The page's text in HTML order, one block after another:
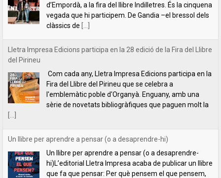
Fira del Llibre del Pirineu que se celebra a
l'emblemàtic poble d'Organyà. Enguany, amb una
sèrie de novetats bibliogràfiques que paguen molt la
Un llibre per aprendre a pensar (o a desaprendre-hi)
Un llibre per aprendre a pensar (o a desaprendre-
hi)L’editorial Lletra Impresa acaba de publicar un llibre
que fa que pensar: Per què pensem el que pensem,
de Vicent Botella i[...]
presentació de la novel·la Les descàrregues del caçador, de Rafael
Chirbes, a Gandia
Ens plau convidar-vos a la presentació de la novel·la
Les descàrregues del caçador, de Rafael Chirbes, a
Gandia, que tindrà lloc a la llibreria Ambra Llibres (Av.